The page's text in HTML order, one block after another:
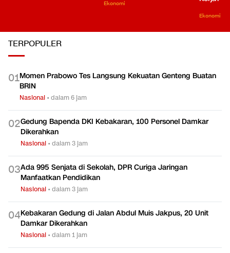
Ekonomi
Ekonomi
TERPOPULER
01Momen Prabowo Tes Langsung Kekuatan Genteng Buatan
BRIN
Nasional •dalam 6 jam
02Gedung Bapenda DKI Kebakaran, 100 Personel Damkar
Dikerahkan
Nasional •dalam 3 jam
03Ada 995 Senjata di Sekolah, DPR Curiga Jaringan
Manfaatkan Pendidikan
Nasional •dalam 3 jam
04Kebakaran Gedung di Jalan Abdul Muis Jakpus, 20 Unit
Damkar Dikerahkan
Nasional •dalam 1 jam